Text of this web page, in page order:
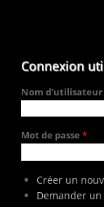
Connexion
Nom d'utilisateur
Mot de passe *
Créer un
Demander